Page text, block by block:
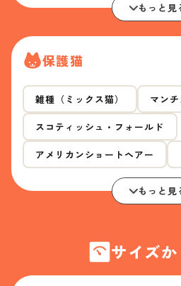
もっと見
保護猫
雑種（ミックス猫） マン
スコティッシュ・フォールド
アメリカンショートヘアー
もっと見
サイズ